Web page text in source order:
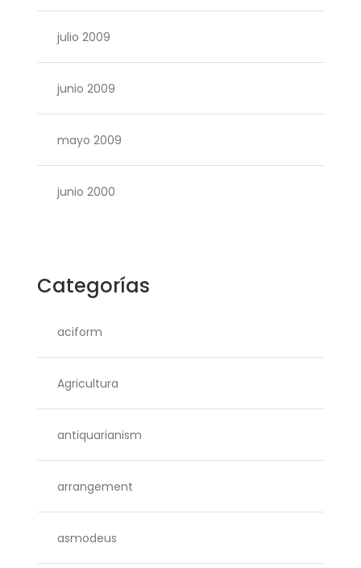
julio 2009
junio 2009
mayo 2009
junio 2000
Categorías
aciform
Agricultura
antiquarianism
arrangement
asmodeus